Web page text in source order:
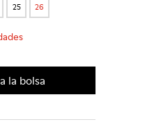
25 26
la bolsa